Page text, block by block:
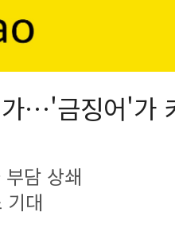
가…'금징어'가
담 상쇄
기대